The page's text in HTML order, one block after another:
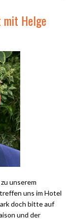
Helge
unserem
uns im Hotel
doch bitte auf
und der